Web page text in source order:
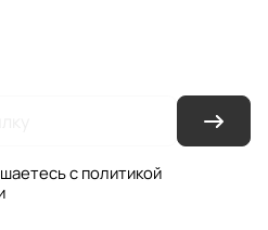
с политикой